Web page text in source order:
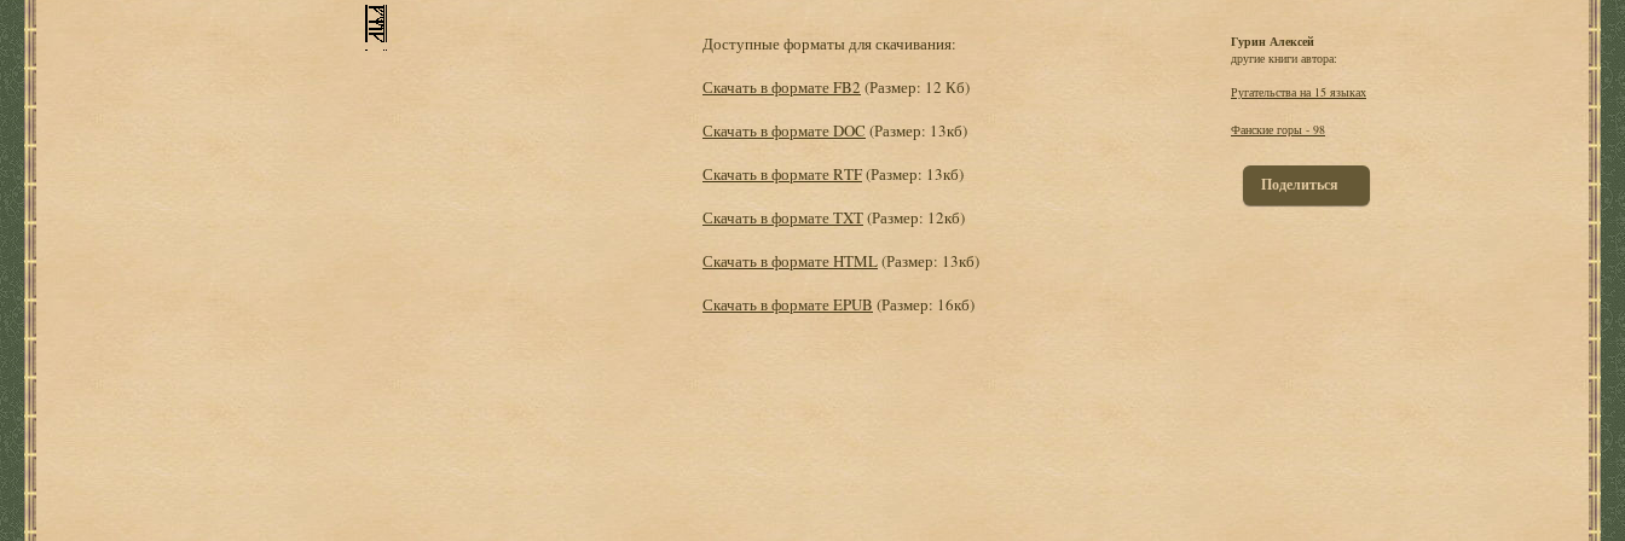
Доступные форматы для скачивания:
Скачать в формате FB2 (Размер: 12 Кб)
Скачать в формате DOC (Размер: 13кб)
Скачать в формате RTF(Размер: 13кб)
Скачать в формате TXT(Размер: 12кб)
Скачать в формате HTML(Размер: 13кб)
Скачать в формате EPUB (Размер: 16кб)
Гурин Алексей
другие книги автора:
Ругательства на 15 языках
Фанские горы - 98
Поделиться